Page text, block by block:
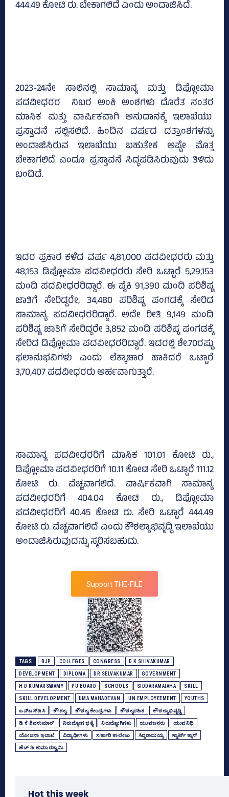
444.49 ಕೋಟಿ ರು. ಬೇಕಾಗಲಿದೆ ಎಂದು ಅಂದಾಜಿಸಿದೆ.
2023-24ನೇ ಸಾಲಿನಲ್ಲಿ ಸಾಮಾನ್ಯ ಮತ್ತು ಡಿಪ್ಲೋಮಾ
ಪದವೀಧರರ ನಿಖರ ಅಂಕಿ ಅಂಶಗಳು ದೊರೆತ ನಂತರ
ಮಾಸಿಕ ಮತ್ತು ವಾರ್ಷಿಕವಾಗಿ ಅನುದಾನಕ್ಕೆ ಇಲಾಖೆಯು
ಪ್ರಸ್ತಾವನೆ ಸಲ್ಲಿಸಲಿದೆ. ಹಿಂದಿನ ವರ್ಷದ ದತ್ರಾಂಶಗಳನ್ನು
ಅಂದಾಜಿಸಿರುವ ಇಲಾಖೆಯು ಬಹುತೇಕ ಅಷ್ಟೇ ಮೊತ್ತ
ಬೇಕಾಗಲಿದೆ ಎಂದೂ ಪ್ರಸ್ತಾವನೆ ಸಿದ್ಧಪಡಿಸಿರುವುದು ತಿಳಿದು
ಬಂದಿದೆ.
ಇದರ ಪ್ರಕಾರ ಕಳೆದ ವರ್ಷ 4,81,000 ಪದವೀಧರರು ಮತ್ತು
48,153 ಡಿಪ್ಲೋಮಾ ಪದವೀಧರರು ಸೇರಿ ಒಟ್ಟಾರೆ 5,29,153
ಮಂದಿ ಪದವೀಧರರಿದ್ದಾರೆ. ಈ ಪೈಕಿ 91,390 ಮಂದಿ ಪರಿಶಿಷ್ಟ
ಜಾತಿಗೆ ಸೇರಿದ್ದರೇ, 34,480 ಪರಿಶಿಷ್ಟ ಪಂಗಡಕ್ಕೆ ಸೇರಿದ
ಸಾಮಾನ್ಯ ಪದವೀಧರರಿದ್ದಾರೆ. ಅದೇ ರೀತಿ 9,149 ಮಂದಿ
ಪರಿಶಿಷ್ಟ ಜಾತಿಗೆ ಸೇರಿದ್ದರೇ 3,852 ಮಂದಿ ಪರಿಶಿಷ್ಟ ಪಂಗಡಕ್ಕೆ
ಸೇರಿದ ಡಿಪ್ಲೋಮಾ ಪದವೀಧರರಿದ್ದಾರೆ. ಇದರಲ್ಲಿ ಶೇ.70ರಷ್ಟು
ಫಲಾನುಭವಿಗಳು ಎಂದು ಲೆಕ್ಕಾಚಾರ ಹಾಕಿದರೆ ಒಟ್ಟಾರೆ
3,70,407 ಪದವೀಧರರು ಅರ್ಹವಾಗುತ್ತಾರೆ.
ಸಾಮಾನ್ಯ ಪದವೀಧರರಿಗೆ ಮಾಸಿಕ 101.01 ಕೋಟಿ ರು.,
ಡಿಪ್ಲೋಮಾ ಪದವೀಧರರಿಗೆ 10.11 ಕೋಟಿ ಸೇರಿ ಒಟ್ಟಾರೆ 111.12
ಕೋಟಿ ರು. ವೆಚ್ಚವಾಗಲಿದೆ. ವಾರ್ಷಿಕವಾಗಿ ಸಾಮಾನ್ಯ
ಪದವೀಧರರಿಗೆ 404.04 ಕೋಟಿ ರು., ಡಿಪ್ಲೋಮಾ
ಪದವೀಧರರಿಗೆ 40.45 ಕೋಟಿ ರು. ಸೇರಿ ಒಟ್ಟಾರೆ 444.49
ಕೋಟಿ ರು. ವೆಚ್ಚವಾಗಲಿದೆ ಎಂದು ಕೌಶಲ್ಯಾಭಿವೃದ್ಧಿ ಇಲಾಖೆಯು
ಅಂದಾಜಿಸಿರುವುದನ್ನು ಸ್ಮರಿಸಬಹುದು.
Support THE-FILE
TAGS BJP COLLEGES CONGRESS D K SHIVAKUMAR
DEVELOPMENT DIPLOMA DR SELVAKUMAR GOVERNMENT
H D KUMARSWAMY PU BOARD SCHOOLS SIDDARAMAIAHA SKILL
SKILL DEVELOPMENT UMA MAHADEVAN UN EMPLOYEEMENT YOUTHS
ಎನ್‌ಎಸ್‌ಡಿಸಿ ಕೌಶಲ್ಯ ಕೌಶಲ್ಯ ಕೇಂದ್ರಗಳು ಕೌಶಲ್ಯರಹಿತ ಕೌಶಲ್ಯಾಭಿವೃದ್ಧಿ
ಡಿ ಕೆ ಶಿವಕುಮಾರ್ ನಿರುದ್ಯೋಗ ಭತ್ಯೆ ನಿರುದ್ಯೋಗಿಗಳು ಯುವಜನರು ಯುವನಿಧಿ
ಯೋಜನಾ ಇಲಾಖೆ ವಿದ್ಯಾರ್ಥಿಗಳು ಸರ್ಕಾರಿ ಕಾಲೇಜು ಸಿದ್ದರಾಮಯ್ಯ ಸ್ಮಾರ್ಟ್‌ ಕ್ಲಾಸ್‌
ಹೆಚ್‌ ಡಿ ಕುಮಾರಸ್ವಾಮಿ
Hot this week